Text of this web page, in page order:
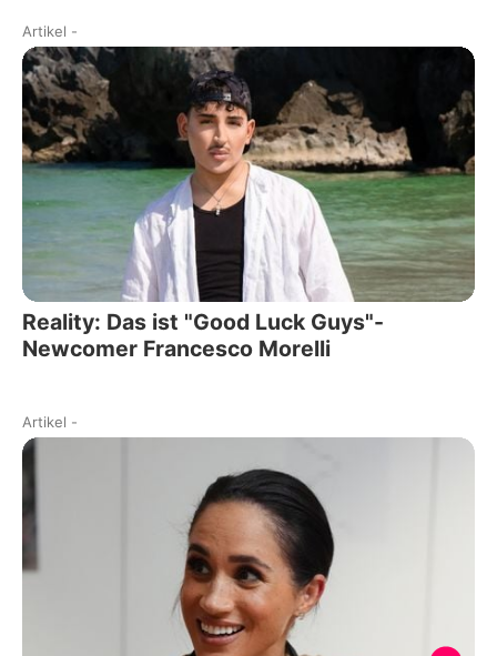
Artikel -
Reality: Das ist "Good Luck Guys"-
Newcomer Francesco Morelli
Artikel -